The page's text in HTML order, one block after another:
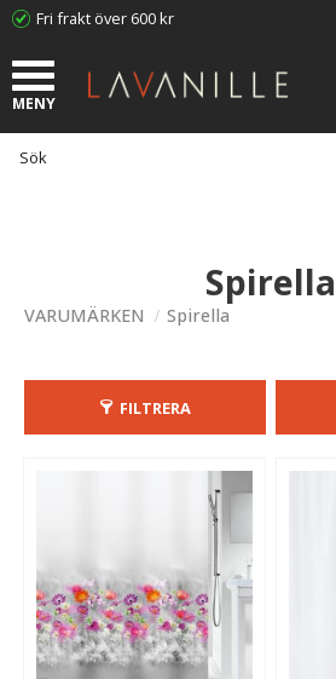
Fri frakt över 600 kr
Spirella
VARUMÄRKEN Spirella
FILTRERA